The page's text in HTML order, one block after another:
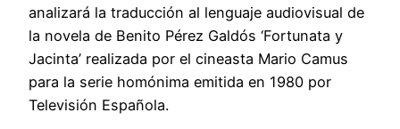
analizará la traducción al lenguaje audiovisual de
la novela de Benito Pérez Galdós ‘Fortunata y
Jacinta’ realizada por el cineasta Mario Camus
para la serie homónima emitida en 1980 por
Televisión Española.